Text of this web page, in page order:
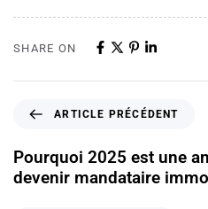
SHARE ON
ARTICLE PRÉCÉDENT
Pourquoi 2025 est une
devenir mandataire